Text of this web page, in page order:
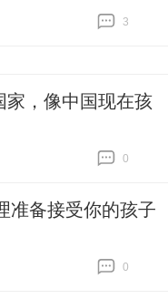
3
家，像中国现在孩
0
准备接受你的孩子
0